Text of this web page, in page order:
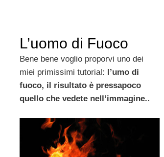
L’uomo di Fuoco
Bene bene voglio proporvi uno dei
miei primissimi tutorial:
l’umo di
fuoco, il risultato è pressapoco
quello che vedete nell’immagine..